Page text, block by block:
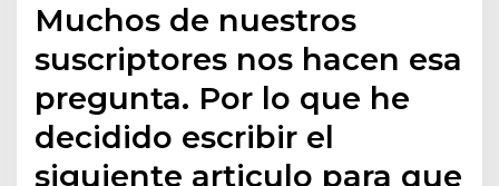
Muchos de nuestros
suscriptores nos hacen esa
pregunta. Por lo que he
decidido escribir el
siguiente articulo para que